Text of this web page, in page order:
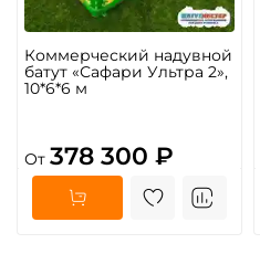
Коммерческий надувной
батут «Сафари Ультра 2»,
10*6*6 м
От 378 300 ₽